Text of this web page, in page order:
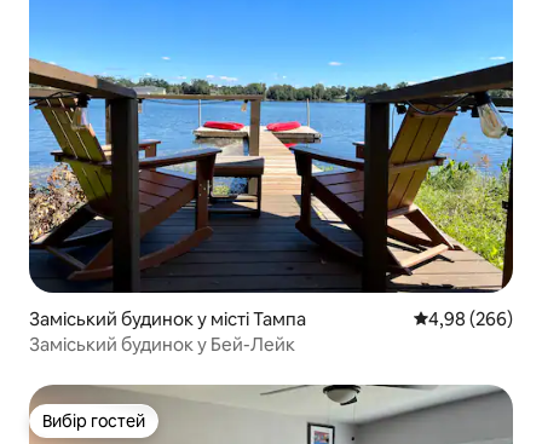
Заміський будинок у місті Тампа Середня
4,98 (266)
Заміський будинок у Бей-Лейк
Вибір гостей
Вибір гостей